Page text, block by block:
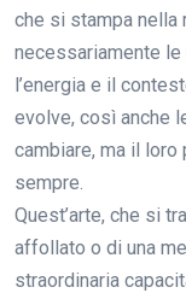
che si stampa nella
necessariamente
l’energia e il
evolve, così anche
cambiare, ma il
sempre.
Quest’arte, che si
affollato o di una
straordinaria